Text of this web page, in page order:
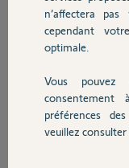
Devis avec un
Contact
Réponses
Il faut laisser le pin du
en faire.
Bonne journée !
n’affectera
cependant
optimale.
Vous
préférences
veuillez